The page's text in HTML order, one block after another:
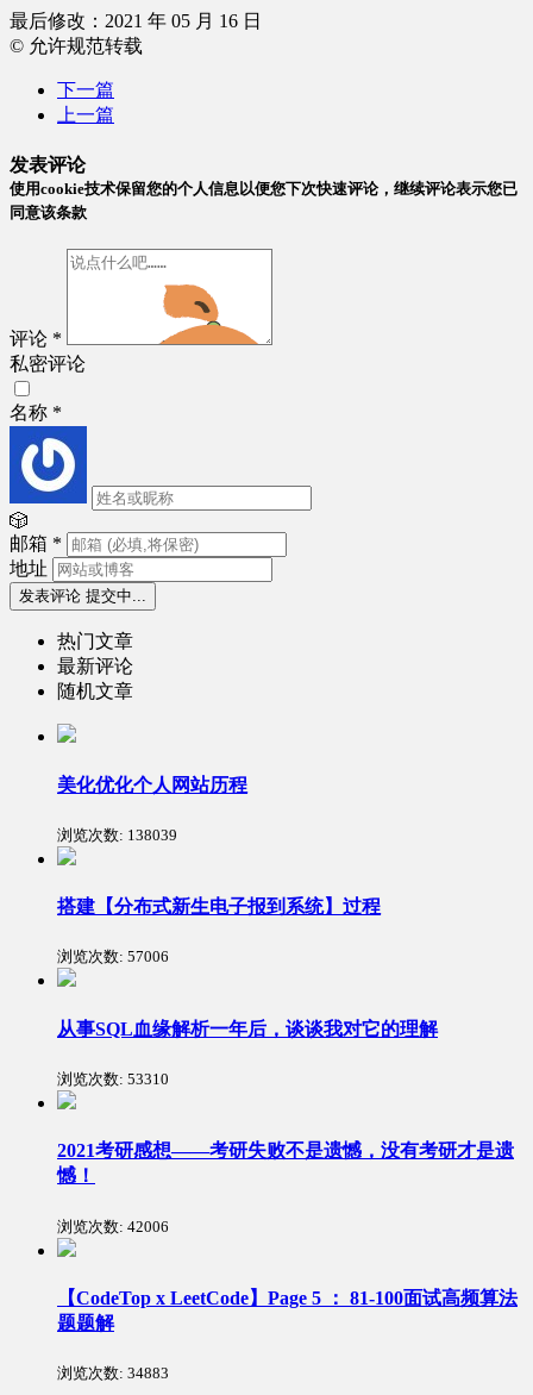
最后修改：2021 年 05 月 16 日
© 允许规范转载
下一篇
上一篇
发表评论
使用cookie技术保留您的个人信息以便您下次快速评论，继续评论表示您已
同意该条款
评论 *
私密评论
名称 *
🎲
邮箱 *
地址
发表评论 提交中...
热门文章
最新评论
随机文章
美化优化个人网站历程
浏览次数: 138039
搭建【分布式新生电子报到系统】过程
浏览次数: 57006
从事SQL血缘解析一年后，谈谈我对它的理解
浏览次数: 53310
2021考研感想——考研失败不是遗憾，没有考研才是遗
憾！
浏览次数: 42006
【CodeTop x LeetCode】Page 5 ： 81-100面试高频算法
题题解
浏览次数: 34883